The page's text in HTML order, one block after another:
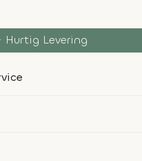
Hurtig Levering